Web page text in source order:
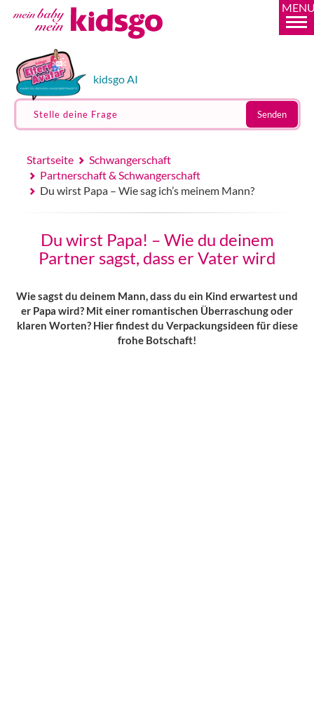
kidsgo AI
Stelle deine Frage Senden
Startseite
Schwangerschaft
Partnerschaft & Schwangerschaft
Du wirst Papa – Wie sag ich’s meinem Mann?
Du wirst Papa! – Wie du deinem
Partner sagst, dass er Vater wird
Wie sagst du deinem Mann, dass du ein Kind erwartest und
er Papa wird? Mit einer romantischen Überraschung oder
klaren Worten? Hier findest du Verpackungsideen für diese
frohe Botschaft!